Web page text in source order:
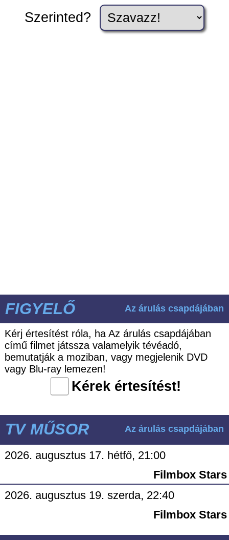
Szerinted?
FIGYELŐ Az árulás csapdájában
Kérj értesítést róla, ha Az árulás csapdájában
című filmet játssza valamelyik tévéadó,
bemutatják a moziban, vagy megjelenik DVD
vagy Blu-ray lemezen!
Kérek értesítést!
TV MŰSOR Az árulás csapdájában
2026. augusztus 17. hétfő, 21:00
Filmbox Stars
2026. augusztus 19. szerda, 22:40
Filmbox Stars